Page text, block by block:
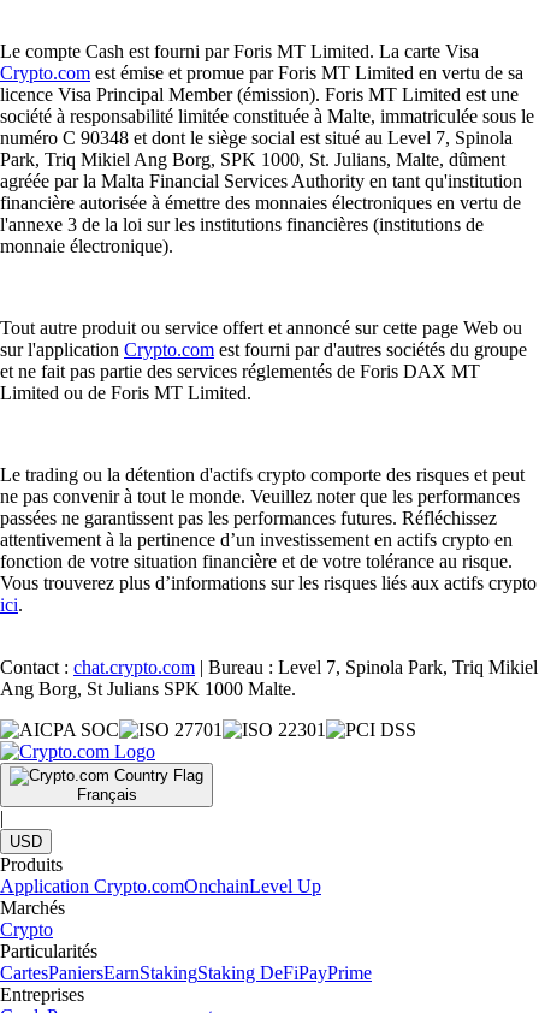
Le compte Cash est fourni par Foris MT Limited. La carte Visa
Crypto.com est émise et promue par Foris MT Limited en vertu de sa
licence Visa Principal Member (émission). Foris MT Limited est une
société à responsabilité limitée constituée à Malte, immatriculée sous le
numéro C 90348 et dont le siège social est situé au Level 7, Spinola
Park, Triq Mikiel Ang Borg, SPK 1000, St. Julians, Malte, dûment
agréée par la Malta Financial Services Authority en tant qu'institution
financière autorisée à émettre des monnaies électroniques en vertu de
l'annexe 3 de la loi sur les institutions financières (institutions de
monnaie électronique).
Tout autre produit ou service offert et annoncé sur cette page Web ou
sur l'application Crypto.com est fourni par d'autres sociétés du groupe
et ne fait pas partie des services réglementés de Foris DAX MT
Limited ou de Foris MT Limited.
Le trading ou la détention d'actifs crypto comporte des risques et peut
ne pas convenir à tout le monde. Veuillez noter que les performances
passées ne garantissent pas les performances futures. Réfléchissez
attentivement à la pertinence d’un investissement en actifs crypto en
fonction de votre situation financière et de votre tolérance au risque.
Vous trouverez plus d’informations sur les risques liés aux actifs crypto
ici.
Contact : chat.crypto.com | Bureau : Level 7, Spinola Park, Triq Mikiel
Ang Borg, St Julians SPK 1000 Malte.
Français
|
USD
Produits
Application Crypto.comOnchainLevel Up
Marchés
Crypto
Particularités
CartesPaniersEarnStakingStaking DeFiPayPrime
Entreprises